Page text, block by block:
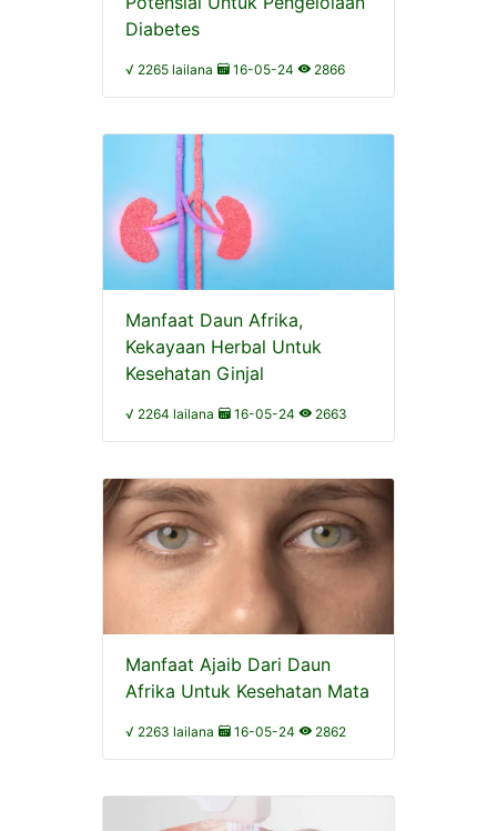
Diabetes
√ 2265 lailana 16-05-24 2866
Manfaat Daun Afrika,
Kekayaan Herbal Untuk
Kesehatan Ginjal
√ 2264 lailana 16-05-24 2663
Manfaat Ajaib Dari Daun
Afrika Untuk Kesehatan Mata
√ 2263 lailana 16-05-24 2862